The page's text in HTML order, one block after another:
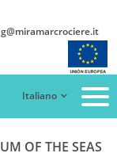
Italiano
OF THE SEAS